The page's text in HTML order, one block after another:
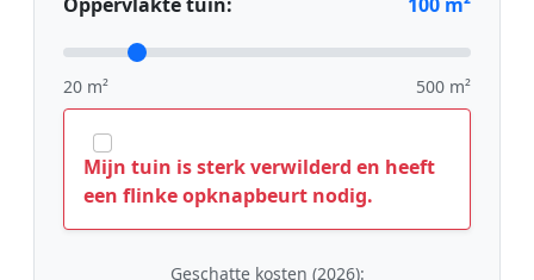
20 m² 500 m²
Mijn tuin is sterk verwilderd en heeft
een flinke opknapbeurt nodig.
Geschatte kosten (2026):